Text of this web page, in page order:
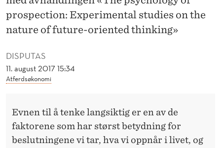
O
L
O
G
DISPUTAS
11. august 2017 15:34
Atferdsøkonomi
prospection: Experimental studies on the
nature of future-oriented thinking»
Evnen til å tenke langsiktig er en av de
faktorene som har størst betydning for
beslutningene vi tar, hva vi oppnår i livet, og